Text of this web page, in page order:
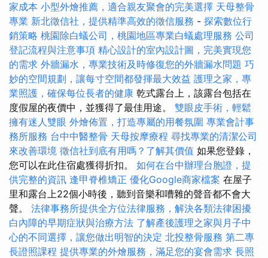
家成本 小型外燴推薦，適合親友聚會的完美選擇 天母整骨
專業 新北徵信社，提供精準高效的徵信服務 - 探索數位行
銷策略 桃園除白蟻公司，桃園地區專業白蟻處理服務 公司
登記流程與注意事項 精心設計的室內設計圖，完美實現您
的需求 外牆漏水，專業技術及時修復您的外牆漏水問題 巧
妙的空間規劃，讓每寸空間都發揮最大效益 護理之家，專
業照護，確保每位長者的健康 乾式露台上，該露台包括在
度假屋的夜價中，並獲得了最佳用途。 雙眼皮手術，輕鬆
擁有迷人雙眼 外燴佈置，打造專屬的用餐氛圍 專業會計事
務所服務 台中中醫整骨 天母按摩療程 尋找專業的清潔公司
來改善環境 徵信社到底有用嗎？了解其價值 如果您登錄，
您可以在此住宿處獲得折扣。 如何在台中辦理台胞證，提
供完整的資訊 逢甲脊椎矯正 優化Google商家檔案 在屋子
里和露台上22個小時後，聽到音樂和嘈雜的聲音都不會大
聲。 法律事務所提供全方位法律服務，解決各類法律困擾
白內障的早期症狀與治療方法 了解產後護理之家與月子中
心的不同選擇，讓您做出明智的決定 北投整骨服務 第二專
長證照課程 提供專業的外燴服務，滿足您的宴會需求 長照